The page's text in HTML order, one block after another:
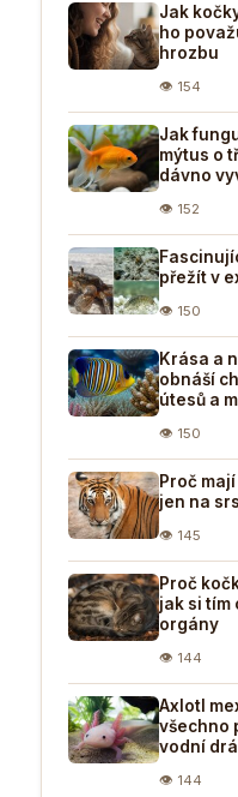
Jak
ho
hrozbu
👁 154
Jak
mýtus o
dávno
👁 152
přežít v
👁 150
Krása a
obnáší
útesů a
👁 150
Proč
jen na
👁 145
Proč
jak si tím
orgány
👁 144
Axlotl
všechno
vodní
👁 144